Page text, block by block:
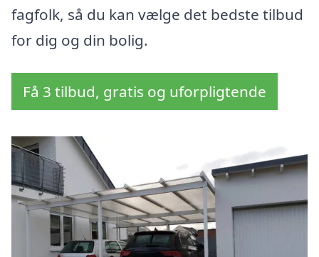
fagfolk, så du kan vælge det bedste tilbud
for dig og din bolig.
Få 3 tilbud, gratis og uforpligtende